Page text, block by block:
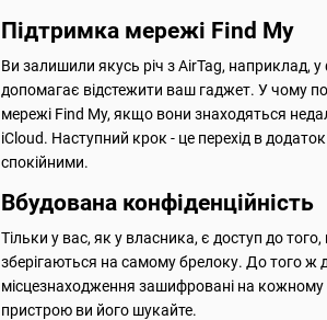
Підтримка мережі Find My
Ви залишили якусь річ з AirTag, наприклад, у
допомагає відстежити ваш гаджет. У чому
мережі Find My, якщо вони знаходяться
iCloud. Наступний крок - це перехід в
спокійними.
Вбудована конфіденційність
Тільки у вас, як у власника, є доступ до
зберігаються на самому брелоку. До того
місцезнаходження зашифровані на кожному
пристрою ви його шукайте.